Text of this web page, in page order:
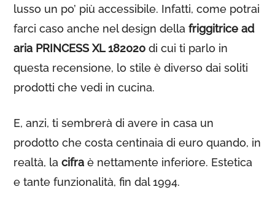
lusso un po’ più accessibile. Infatti, come potrai
farci caso anche nel design dellafriggitrice ad
aria PRINCESS XL 182020 di cui ti parlo in
questa recensione, lo stile è diverso dai soliti
prodotti che vedi in cucina.
E, anzi, ti sembrerà di avere in casa un
prodotto che costa centinaia di euro quando, in
realtà, lacifra è nettamente inferiore. Estetica
e tante funzionalità, fin dal 1994.